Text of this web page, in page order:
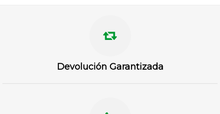
Devolución Garantizada